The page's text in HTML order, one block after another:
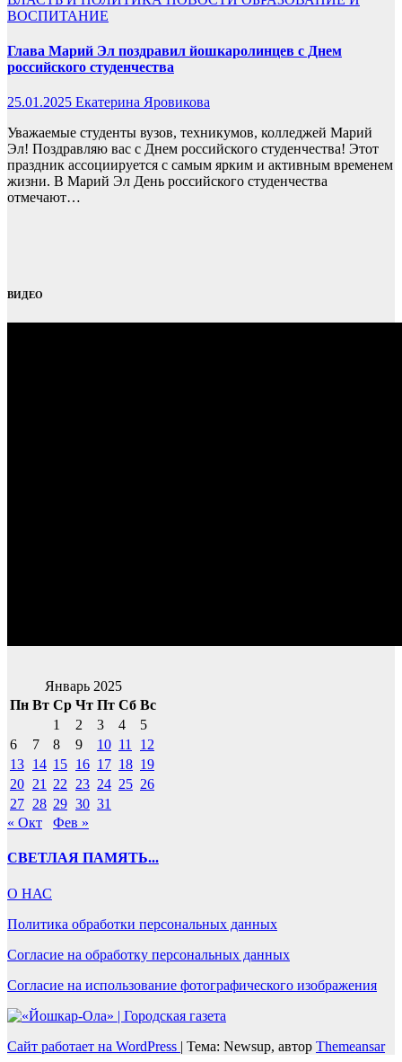
ВОСПИТАНИЕ
Глава Марий Эл поздравил йошкаролинцев с Днем
российского студенчества
25.01.2025 Екатерина Яровикова
Уважаемые студенты вузов, техникумов, колледжей Марий
Эл! Поздравляю вас с Днем российского студенчества! Этот
праздник ассоциируется с самым ярким и активным временем
жизни. В Марий Эл День российского студенчества
отмечают…
ВИДЕО
Январь 2025
Пн Вт Ср Чт Пт Сб Вс
1
2 3 4
5
6
7 8 9 10 11
12
13 14 15 16 17 18 19
20 21 22 23 24 25 26
27 28 29 30 31
« Окт
Фев »
СВЕТЛАЯ ПАМЯТЬ...
О НАС
Политика обработки персональных данных
Согласие на обработку персональных данных
Согласие на использование фотографического изображения
Сайт работает на WordPress | Тема: Newsup, автор Themeansar